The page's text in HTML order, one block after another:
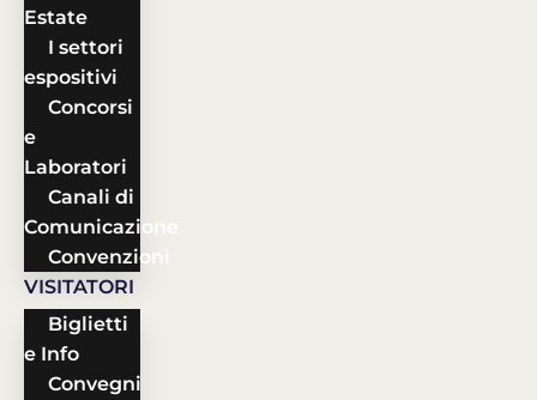
Estate
I settori
espositivi
Concorsi
e
Laboratori
Canali di
Comunicazione
Convenzioni
VISITATORI
Biglietti
e Info
Convegni